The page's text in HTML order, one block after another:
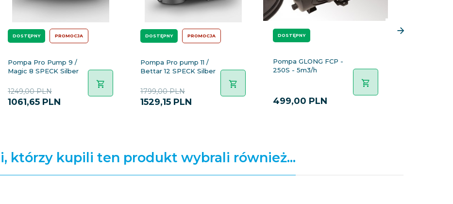
DOSTĘPNY PROMOCJA
Pompa Pro Pump 9 /
Magic 8 SPECK Silber
1061,65 PLN
1249,00 PLN
DOSTĘPNY PROMOCJA
Pompa Pro pump 11 /
Bettar 12 SPECK Silber
1529,15 PLN
1799,00 PLN
DOSTĘPNY
Pompa GLONG FCP -
250S - 5m3/h
499,00 PLN
którzy kupili ten produkt wybrali również...